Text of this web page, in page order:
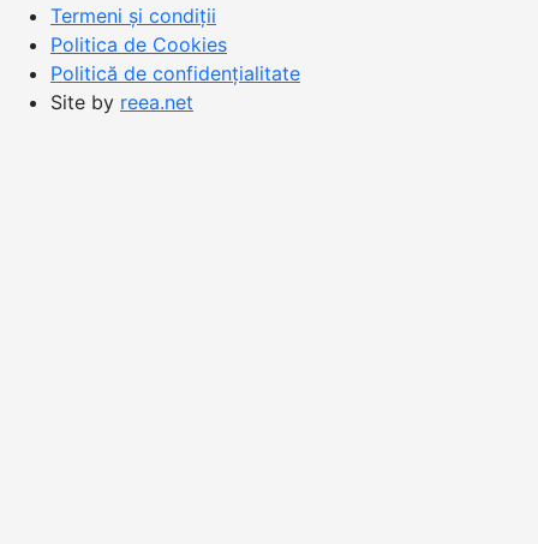
Termeni și condiții
Politica de Cookies
Politică de confidențialitate
Site by reea.net